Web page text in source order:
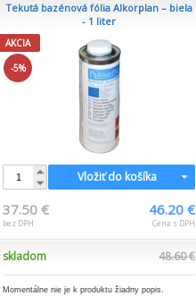
Tekutá bazénová fólia Alkorplan – biela
- 1 liter
AKCIA
-5%
Vložiť do košíka
37.50 €
bez DPH
46.20 €
Cena s DPH
skladom 48.60 €
Momentálne nie je k produktu žiadny popis.